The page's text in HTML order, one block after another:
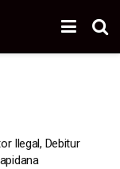
Ilegal, Debitur